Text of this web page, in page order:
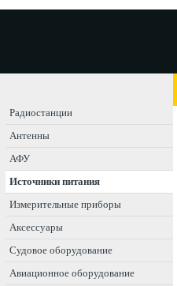
Радиостанции
Антенны
АФУ
Источники питания
Измерительные приборы
Аксессуары
Судовое оборудование
Авиационное оборудование